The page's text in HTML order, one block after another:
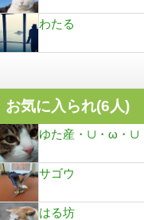
わたる
お気に入られ(6人)
ゆた産・∪・ω・∪
サゴウ
はる坊